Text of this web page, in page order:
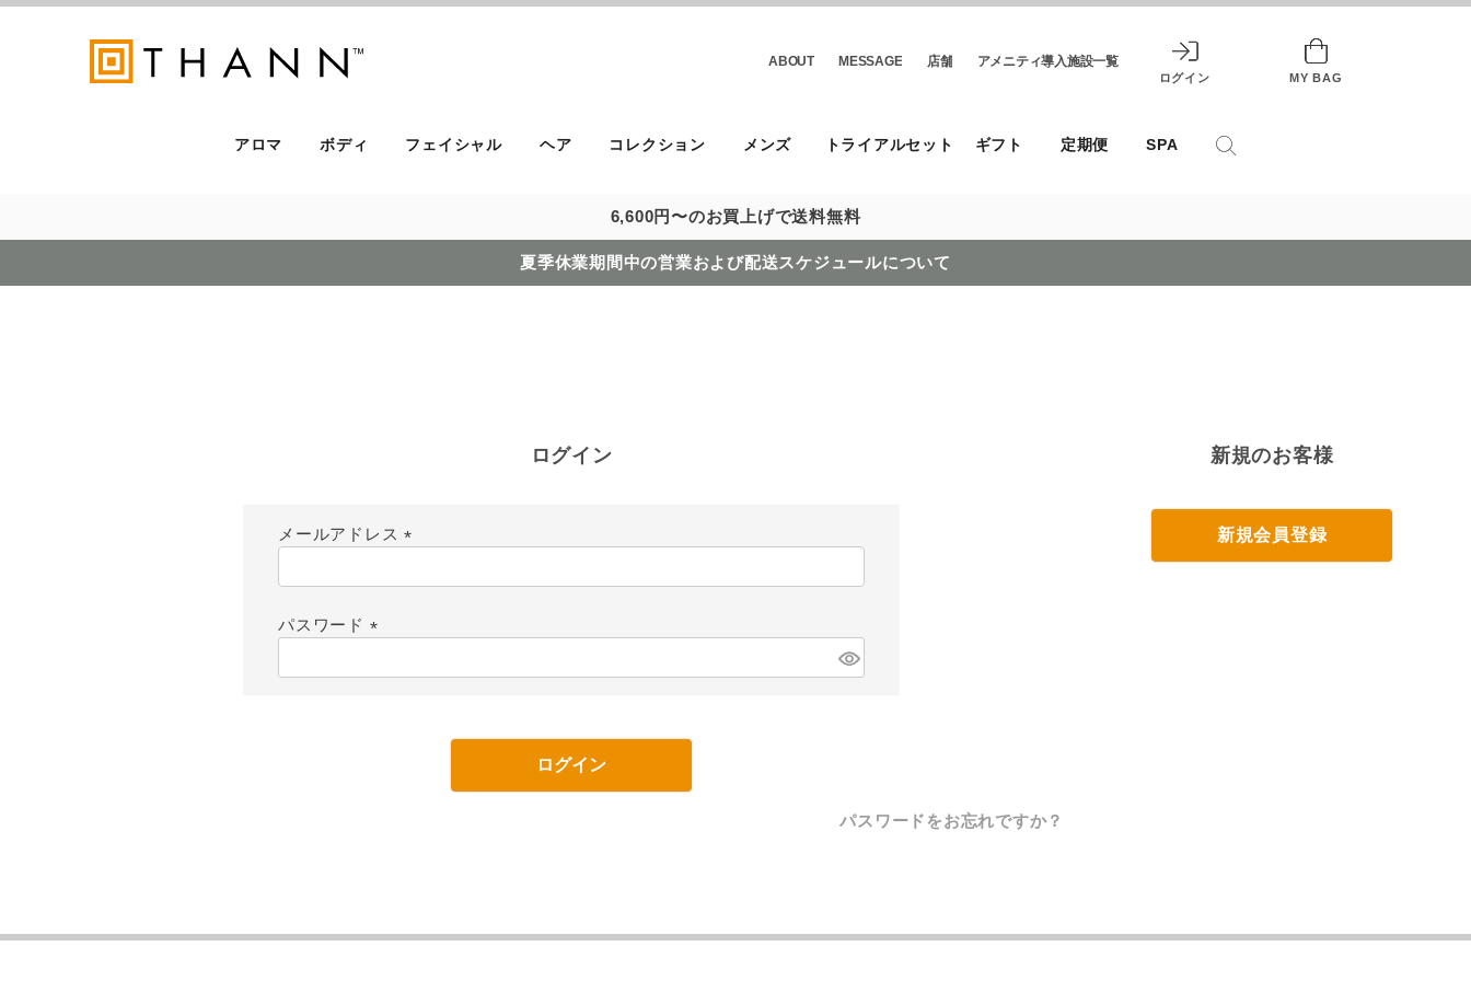
ABOUT MESSAGE 店舗 アメニティ導入施設一覧
ログイン MY BAG
アロマ ボディ フェイシャル ヘア コレクション メンズ トライアルセット ギフト 定期便 SPA
6,600円〜のお買上げで送料無料
夏季休業期間中の営業および配送スケジュールについて
ログイン
メールアドレス
必
)
パスワード
必
ログイン
パスワードをお忘れですか？
新規のお客様
新規会員登録